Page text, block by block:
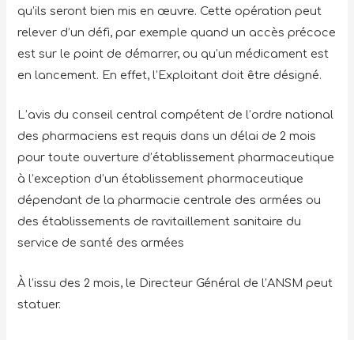
qu’ils seront bien mis en œuvre. Cette opération peut
relever d’un défi, par exemple quand un accès précoce
est sur le point de démarrer, ou qu’un médicament est
en lancement. En effet, l’Exploitant doit être désigné.
L’avis du conseil central compétent de l’ordre national
des pharmaciens est requis dans un délai de 2 mois
pour toute ouverture d’établissement pharmaceutique
à l’exception d’un établissement pharmaceutique
dépendant de la pharmacie centrale des armées ou
des établissements de ravitaillement sanitaire du
service de santé des armées
À l’issu des 2 mois, le Directeur Général de l’ANSM peut
statuer.